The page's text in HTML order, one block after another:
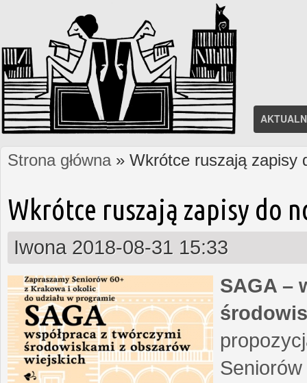
Jesteś tutaj
Strona główna» Wkrótce ruszają zapisy
Wkrótce ruszają zapisy do
Iwona 2018-08-31 15:33
SAGA –